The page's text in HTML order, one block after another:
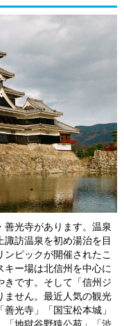
光寺があります。温泉
訪温泉を初め湯治を目
ピックが開催されたこ
キー場は北信州を中心に
きです。そして「信州ジ
ません。最近人気の観光
光寺」「国宝松本城」